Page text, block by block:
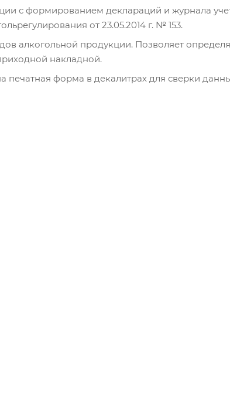
с формированием деклараций и журнала
от 23.05.2014 г. № 153.
алкогольной продукции. Позволяет
накладной.
печатная форма в декалитрах для сверки